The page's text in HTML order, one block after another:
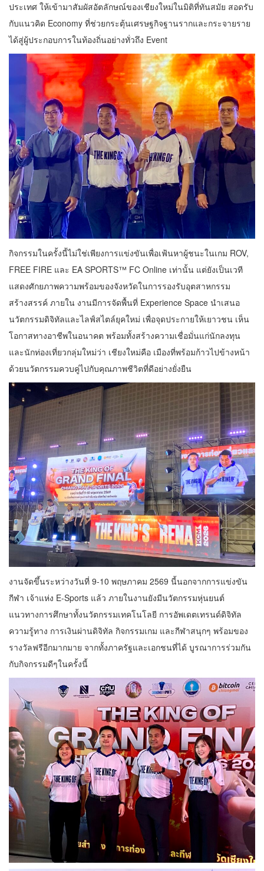
ประเทศ ให้เข้ามาสัมผัสอัตลักษณ์ของเชียงใหม่ในมิติที่ทันสมัย สอดรับ
กับแนวคิด Economy ที่ช่วยกระตุ้นเศรษฐกิจฐานรากและกระจายราย
ได้สู่ผู้ประกอบการในท้องถิ่นอย่างทั่วถึง Event
กิจกรรมในครั้งนี้ไม่ใช่เพียงการแข่งขันเพื่อเฟ้นหาผู้ชนะในเกม ROV,
FREE FIRE และ EA SPORTS™ FC Online เท่านั้น แต่ยังเป็นเวที
แสดงศักยภาพความพร้อมของจังหวัดในการรองรับอุตสาหกรรม
สร้างสรรค์ ภายใน งานมีการจัดพื้นที่ Experience Space นำเสนอ
นวัตกรรมดิจิทัลและไลฟ์สไตล์ยุคใหม่ เพื่อจุดประกายให้เยาวชน เห็น
โอกาสทางอาชีพในอนาคต พร้อมทั้งสร้างความเชื่อมั่นแก่นักลงทุน
และนักท่องเที่ยวกลุ่มใหม่ว่า เชียงใหม่คือ เมืองที่พร้อมก้าวไปข้างหน้า
ด้วยนวัตกรรมควบคู่ไปกับคุณภาพชีวิตที่ดีอย่างยั่งยืน
งานจัดขึ้นระหว่างวันที่ 9-10 พฤษภาคม 2569 นี้นอกจากการแข่งขัน
กีฬา เจ้าแห่ง E-Sports แล้ว ภายในงานยังมีนวัตกรรมหุ่นยนต์
แนวทางการศึกษาทั้งนวัตกรรมเทคโนโลยี การอัพเดตเทรนด์ดิจิทัล
ความรู้ทาง การเงินผ่านดิจิทัล กิจกรรมเกม และกีฬาสนุกๆ พร้อมของ
รางวัลฟรีอีกมากมาย จากทั้งภาครัฐและเอกชนที่ได้ บูรณาการร่วมกัน
กับกิจกรรมดีๆในครั้งนี้